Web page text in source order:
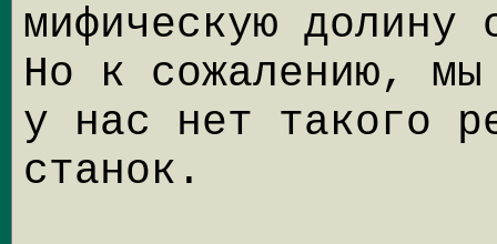
мифическую долину
Но к сожалению,
у нас нет такого
станок.